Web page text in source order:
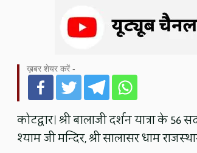
ख़बर शेयर करें -
कोटद्वार। श्री बालाजी दर्शन यात्रा के
श्याम जी मन्दिर, श्री सालासर धाम